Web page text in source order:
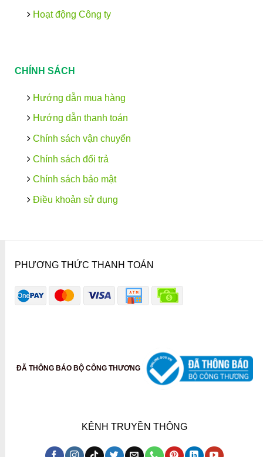
Hoạt động Công ty
CHÍNH SÁCH
Hướng dẫn mua hàng
Hướng dẫn thanh toán
Chính sách vận chuyển
Chính sách đổi trả
Chính sách bảo mật
Điều khoản sử dụng
PHƯƠNG THỨC THANH TOÁN
ĐÃ THÔNG BÁO BỘ CÔNG THƯƠNG
KÊNH TRUYỀN THÔNG